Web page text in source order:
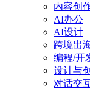
内容创
AI办公
AI设计
跨境出
编程/开
设计与
对话交